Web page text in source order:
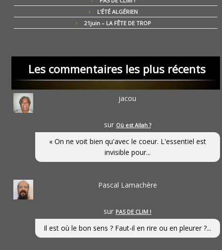
L’ÉTÉ ALGÉRIEN
21juin – LA FÊTE DE TROP
Les commentaires les plus récents
jacou
sur Où est Allah ?
« On ne voit bien qu'avec le coeur. L'essentiel est
invisible pour...
Pascal Lamachère
sur PAS DE CLIM !
Il est où le bon sens ? Faut-il en rire ou en pleurer ?...